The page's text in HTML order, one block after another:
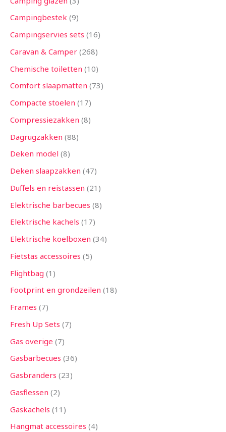
Campingbestek 9
Campingservies sets 16
Caravan & Camper 268
Chemische toiletten 10
Comfort slaapmatten 73
Compacte stoelen 17
Compressiezakken 8
Dagrugzakken 88
Deken model 8
Deken slaapzakken 47
Duffels en reistassen 21
Elektrische barbecues 8
Elektrische kachels 17
Elektrische koelboxen 34
Fietstas accessoires 5
Flightbag 1
Footprint en grondzeilen 18
Frames 7
Fresh Up Sets 7
Gas overige 7
Gasbarbecues 36
Gasbranders 23
Gasflessen 2
Gaskachels 11
Hangmat accessoires 4